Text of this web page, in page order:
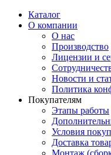
Каталог
О компании
О нас
Производство
Лицензии и
Новости и
Политика
Покупателям
Этапы работы
Условия
Доставка
Монтаж